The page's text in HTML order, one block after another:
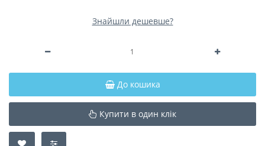
Знайшли дешевше?
До кошика
Купити в один клік